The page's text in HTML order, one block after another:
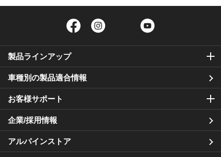
Facebook Twitter
製品ラインアップ
車種別の製品適合情報
お客様サポート
企業/採用情報
アルパインストア